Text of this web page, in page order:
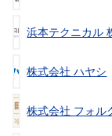
浜本テクニカル
株式会社 ハヤシ
株式会社 フォル